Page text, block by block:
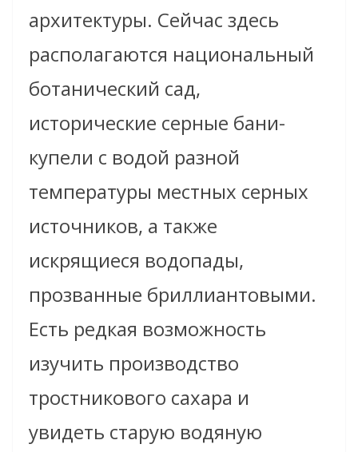
архитектуры. Сейчас здесь
располагаются национальный
ботанический сад,
исторические серные бани-
купели с водой разной
температуры местных серных
источников, а также
искрящиеся водопады,
прозванные бриллиантовыми.
Есть редкая возможность
изучить производство
тростникового сахара и
увидеть старую водяную